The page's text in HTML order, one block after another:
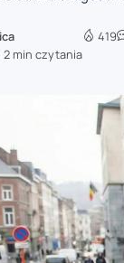
2 min czytania
419